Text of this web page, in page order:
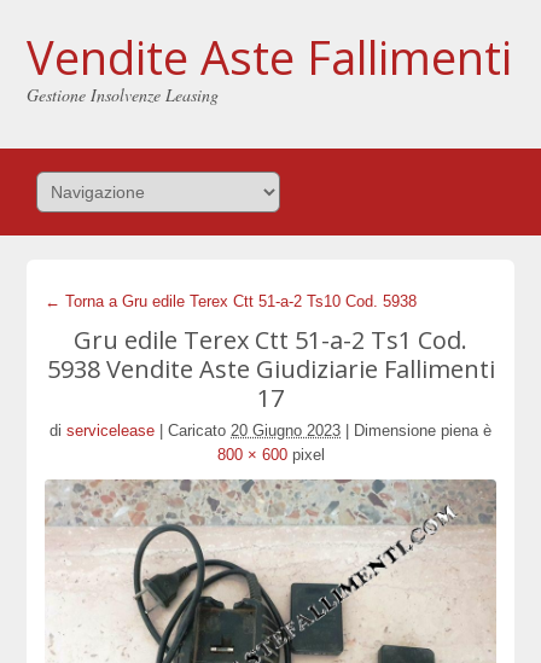
Vendite Aste Fallimenti
Gestione Insolvenze Leasing
← Torna a Gru edile Terex Ctt 51-a-2 Ts10 Cod. 5938
Gru edile Terex Ctt 51-a-2 Ts1 Cod.
5938 Vendite Aste Giudiziarie Fallimenti
17
di servicelease Caricato 20 Giugno 2023
Dimensione piena è
800 × 600pixel